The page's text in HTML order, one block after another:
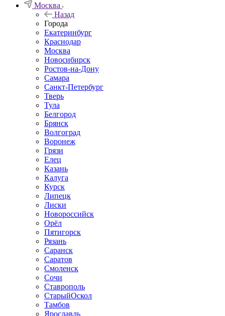
Москва
Назад
Города
Екатеринбург
Краснодар
Москва
Новосибирск
Ростов-на-Дону
Самара
Санкт-Петербург
Тверь
Тула
Белгород
Брянск
Волгоград
Воронеж
Грязи
Елец
Казань
Калуга
Курск
Липецк
Лиски
Новороссийск
Орёл
Пятигорск
Рязань
Саранск
Саратов
Смоленск
Сочи
Ставрополь
СтарыйОскол
Тамбов
Ярославль